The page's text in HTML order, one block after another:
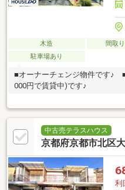
木造 間取
駐車場あり
■オーナーチェンジ物件です♪ ■
000円で賃貸中)です♪
中古売テラスハウス
京都府京都市北区
利